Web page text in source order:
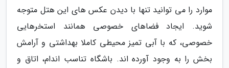
موارد را می توانید تنها با دیدن عکس های این هتل متوجه
شوید. ایجاد فضاهای خصوصی همانند استخرهایی
خصوصی، که با آبی تمیز محیطی کاملا بهداشتی و آرامش
بخش را به وجود آورده اند. باشگاه تناسب اندام، اتاق و